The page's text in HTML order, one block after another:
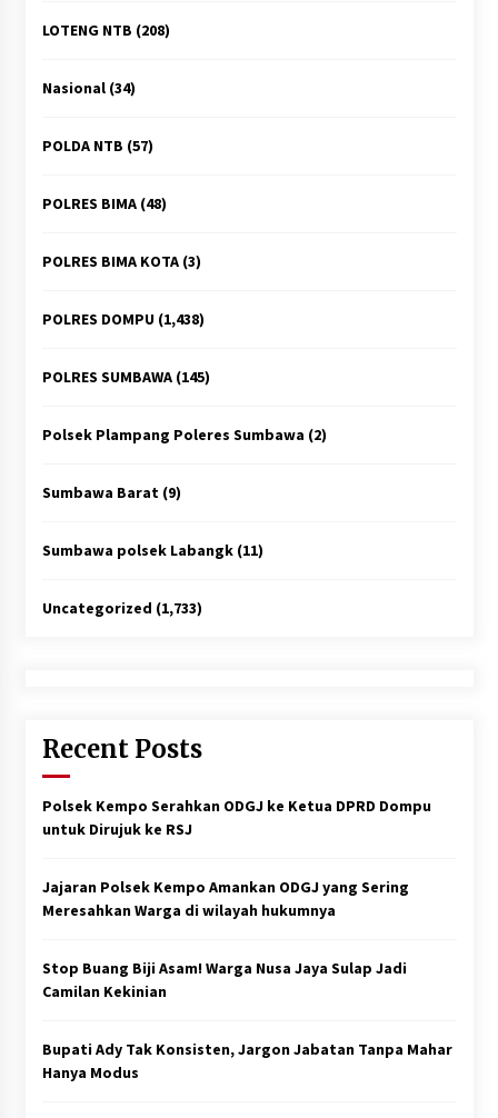
LOTENG NTB (208)
Nasional(34)
POLDA NTB (57)
POLRES BIMA(48)
POLRES BIMA KOTA(3)
POLRES DOMPU(1,438)
POLRES SUMBAWA(145)
Polsek Plampang Poleres Sumbawa (2)
Sumbawa Barat(9)
Sumbawa polsek Labangk(11)
Uncategorized (1,733)
Recent Posts
Polsek Kempo Serahkan ODGJ ke Ketua DPRD Dompu
untuk Dirujuk ke RSJ
Jajaran Polsek Kempo Amankan ODGJ yang Sering
Meresahkan Warga di wilayah hukumnya
Stop Buang Biji Asam! Warga Nusa Jaya Sulap Jadi
Camilan Kekinian
Bupati Ady Tak Konsisten, Jargon Jabatan Tanpa Mahar
Hanya Modus